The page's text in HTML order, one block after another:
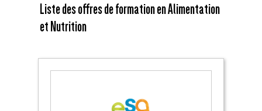
Liste des offres de formation en Alimentation
et Nutrition